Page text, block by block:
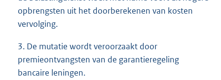
opbrengsten uit het doorberekenen van kosten
vervolging.
3. De mutatie wordt veroorzaakt door
premieontvangsten van de garantieregeling
bancaire leningen.